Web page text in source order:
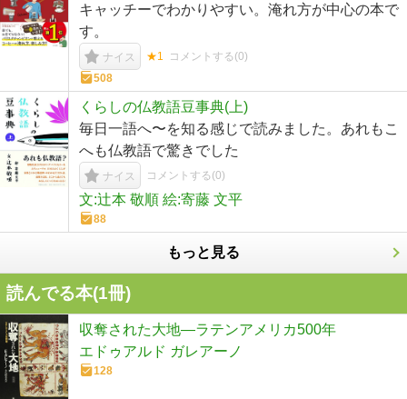
キャッチーでわかりやすい。淹れ方が中心の本で
す。
ナイス ★1 コメントする(0)
508
くらしの仏教語豆事典(上)
毎日一語へ〜を知る感じで読みました。あれもこ
へも仏教語で驚きでした
ナイス コメントする(0)
文:辻本 敬順 絵:寄藤 文平
88
もっと見る
読んでる本(1冊)
収奪された大地―ラテンアメリカ500年
エドゥアルド ガレアーノ
128